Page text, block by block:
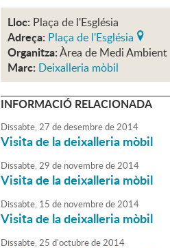
Lloc: Plaça de l'Església
Adreça: Plaça de l'Església
Organitza:Àrea de Medi Ambient
Marc: Deixalleria mòbil
INFORMACIÓ RELACIONADA
Dissabte,27 dedesembrede2014
Visita de la deixalleria mòbil
Dissabte,29 de novembrede2014
Visita de la deixalleria mòbil
Dissabte, 15 de novembrede2014
Visita de la deixalleria mòbil
Dissabte,25 d'octubrede2014